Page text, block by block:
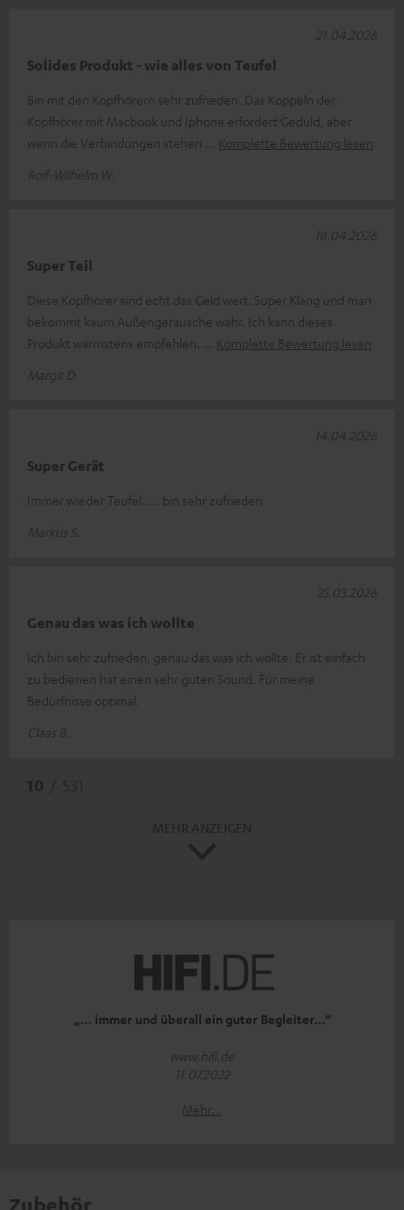
Solides Produkt - wie alles von Teufel
Bin mit den Kopfhörern sehr zufrieden. Das Koppeln der
Kopfhörer mit Macbook und Iphone erfordert Geduld, aber
wenn die Verbindungen stehen
Komplette Bewertung lesen
Rolf-Wilhelm W.
21.04.2026
Super Teil
Diese Kopfhörer sind echt das Geld wert. Super Klang und man
bekommt kaum Außengeräusche wahr. Ich kann dieses
Produkt wärmstens empfehlen.
Komplette Bewertung lesen
Margit D.
18.04.2026
Super Gerät
Immer wieder Teufel..... bin sehr zufrieden
Markus S.
14.04.2026
Genau das was ich wollte
Ich bin sehr zufrieden, genau das was ich wollte. Er ist einfach
zu bedienen hat einen sehr guten Sound. Für meine
Bedürfnisse optimal.
Claas B.
25.03.2026
„… immer und überall ein guter Begleiter…“
www.hifi.de
11.07.2022
Mehr...
Zubehör